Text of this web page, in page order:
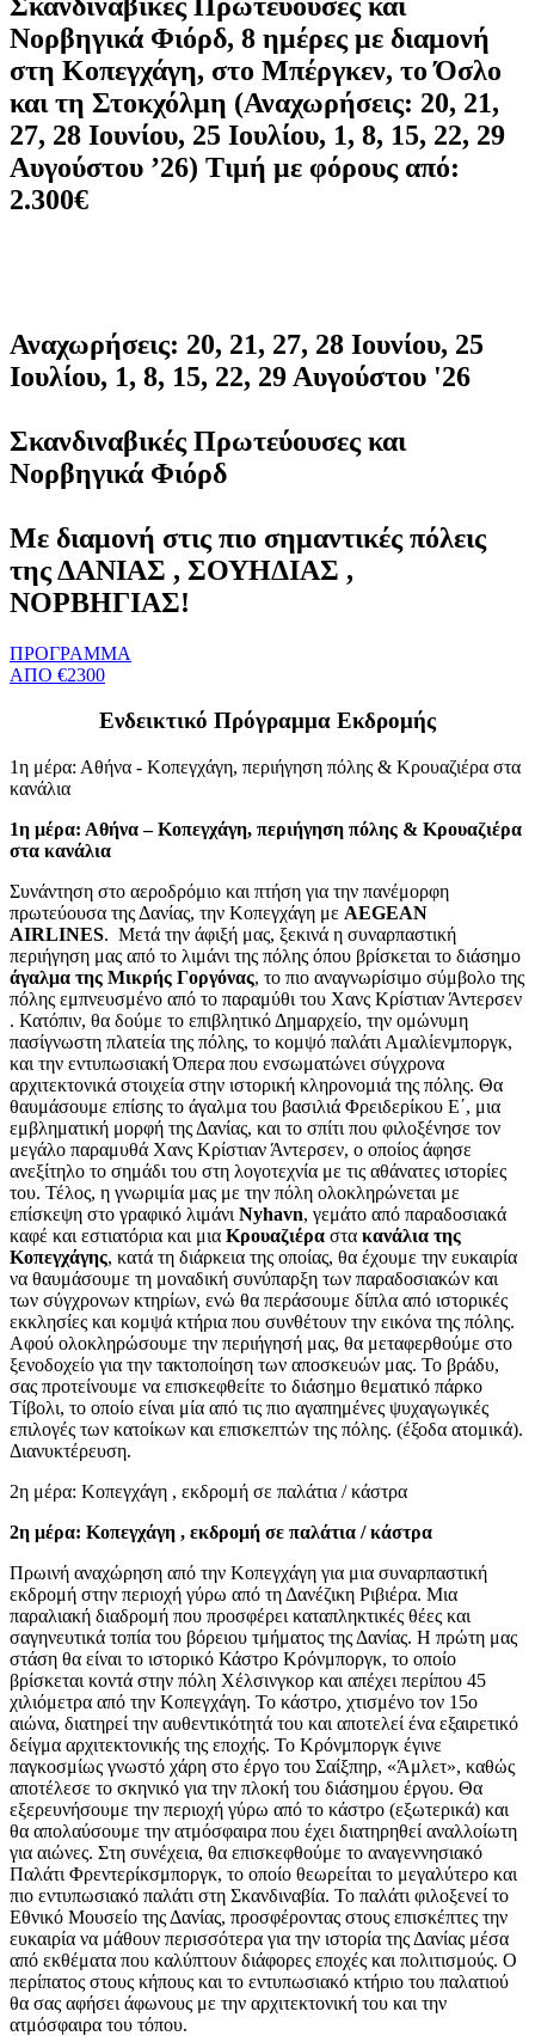
Νορβηγικά Φιόρδ, 8 ημέρες με διαμονή
στη Κοπεγχάγη, στο Μπέργκεν, το Όσλο
και τη Στοκχόλμη (Αναχωρήσεις: 20, 21,
27, 28 Ιουνίου, 25 Ιουλίου, 1, 8, 15, 22, 29
Αυγούστου ’26) Τιμή με φόρους από:
2.300€
Αναχωρήσεις: 20, 21, 27, 28 Ιουνίου, 25
Ιουλίου, 1, 8, 15, 22, 29 Αυγούστου '26
Σκανδιναβικές Πρωτεύουσες και
Νορβηγικά Φιόρδ
Με διαμονή στις πιο σημαντικές πόλεις
της ΔΑΝΙΑΣ , ΣΟΥΗΔΙΑΣ ,
ΝΟΡΒΗΓΙΑΣ!
ΠΡΟΓΡΑΜΜΑ
ΑΠΟ €2300
Ενδεικτικό Πρόγραμμα Εκδρομής
1η μέρα: Αθήνα - Κοπεγχάγη, περιήγηση πόλης & Κρουαζιέρα στα
κανάλια
1η μέρα: Αθήνα – Κοπεγχάγη, περιήγηση πόλης & Κρουαζιέρα
στα κανάλια
Συνάντηση στο αεροδρόμιο και πτήση για την πανέμορφη
πρωτεύουσα της Δανίας, την Κοπεγχάγη με AEGEAN
AIRLINES. Μετά την άφιξή μας, ξεκινά η συναρπαστική
περιήγηση μας από το λιμάνι της πόλης όπου βρίσκεται το διάσημο
άγαλμα της Μικρής Γοργόνας, το πιο αναγνωρίσιμο σύμβολο της
πόλης εμπνευσμένο από το παραμύθι του Χανς Κρίστιαν Άντερσεν
. Κατόπιν, θα δούμε το επιβλητικό Δημαρχείο, την ομώνυμη
πασίγνωστη πλατεία της πόλης, το κομψό παλάτι Αμαλίενμποργκ,
και την εντυπωσιακή Όπερα που ενσωματώνει σύγχρονα
αρχιτεκτονικά στοιχεία στην ιστορική κληρονομιά της πόλης. Θα
θαυμάσουμε επίσης το άγαλμα του βασιλιά Φρειδερίκου Ε΄, μια
εμβληματική μορφή της Δανίας, και το σπίτι που φιλοξένησε τον
μεγάλο παραμυθά Χανς Κρίστιαν Άντερσεν, ο οποίος άφησε
ανεξίτηλο το σημάδι του στη λογοτεχνία με τις αθάνατες ιστορίες
του. Τέλος, η γνωριμία μας με την πόλη ολοκληρώνεται με
επίσκεψη στο γραφικό λιμάνι Nyhavn, γεμάτο από παραδοσιακά
καφέ και εστιατόρια και μια Κρουαζιέρα στα κανάλια της
Κοπεγχάγης, κατά τη διάρκεια της οποίας, θα έχουμε την ευκαιρία
να θαυμάσουμε τη μοναδική συνύπαρξη των παραδοσιακών και
των σύγχρονων κτηρίων, ενώ θα περάσουμε δίπλα από ιστορικές
εκκλησίες και κομψά κτήρια που συνθέτουν την εικόνα της πόλης.
Αφού ολοκληρώσουμε την περιήγησή μας, θα μεταφερθούμε στο
ξενοδοχείο για την τακτοποίηση των αποσκευών μας. Το βράδυ,
σας προτείνουμε να επισκεφθείτε το διάσημο θεματικό πάρκο
Τίβολι, το οποίο είναι μία από τις πιο αγαπημένες ψυχαγωγικές
επιλογές των κατοίκων και επισκεπτών της πόλης. (έξοδα ατομικά).
Διανυκτέρευση.
2η μέρα: Κοπεγχάγη , εκδρομή σε παλάτια / κάστρα
2η μέρα: Κοπεγχάγη , εκδρομή σε παλάτια / κάστρα
Πρωινή αναχώρηση από την Κοπεγχάγη για μια συναρπαστική
εκδρομή στην περιοχή γύρω από τη Δανέζικη Ριβιέρα. Μια
παραλιακή διαδρομή που προσφέρει καταπληκτικές θέες και
σαγηνευτικά τοπία του βόρειου τμήματος της Δανίας. Η πρώτη μας
στάση θα είναι το ιστορικό Κάστρο Κρόνμποργκ, το οποίο
βρίσκεται κοντά στην πόλη Χέλσινγκορ και απέχει περίπου 45
χιλιόμετρα από την Κοπεγχάγη. Το κάστρο, χτισμένο τον 15ο
αιώνα, διατηρεί την αυθεντικότητά του και αποτελεί ένα εξαιρετικό
δείγμα αρχιτεκτονικής της εποχής. Το Κρόνμποργκ έγινε
παγκοσμίως γνωστό χάρη στο έργο του Σαίξπηρ, «Άμλετ», καθώς
αποτέλεσε το σκηνικό για την πλοκή του διάσημου έργου. Θα
εξερευνήσουμε την περιοχή γύρω από το κάστρο (εξωτερικά) και
θα απολαύσουμε την ατμόσφαιρα που έχει διατηρηθεί αναλλοίωτη
για αιώνες. Στη συνέχεια, θα επισκεφθούμε το αναγεννησιακό
Παλάτι Φρεντερίκσμποργκ, το οποίο θεωρείται το μεγαλύτερο και
πιο εντυπωσιακό παλάτι στη Σκανδιναβία. Το παλάτι φιλοξενεί το
Εθνικό Μουσείο της Δανίας, προσφέροντας στους επισκέπτες την
ευκαιρία να μάθουν περισσότερα για την ιστορία της Δανίας μέσα
από εκθέματα που καλύπτουν διάφορες εποχές και πολιτισμούς. Ο
περίπατος στους κήπους και το εντυπωσιακό κτήριο του παλατιού
θα σας αφήσει άφωνους με την αρχιτεκτονική του και την
ατμόσφαιρα του τόπου.